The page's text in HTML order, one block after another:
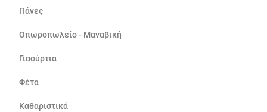
Πάνες
Οπωροπωλείο - Μαναβική
Γιαούρτια
Φέτα
Καθαριστικά